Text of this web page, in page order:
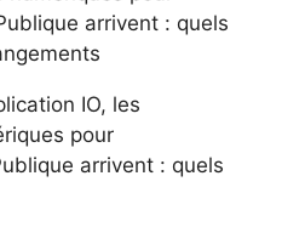
IO, les
pour
arrivent : quels